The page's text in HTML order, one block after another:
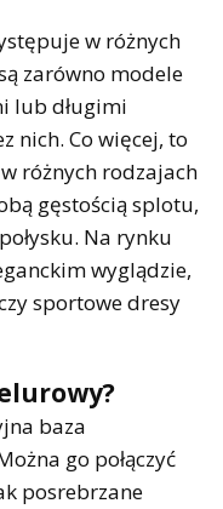
w różnych
zarówno modele
lub długimi
nich. Co więcej, to
różnych rodzajach
gęstością splotu,
Na rynku
wyglądzie,
sportowe dresy
baza
go połączyć
posrebrzane